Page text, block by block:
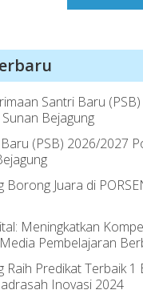
Santri Baru
Bejagung
(PSB) 2026/2027
Borong Juara di
Meningkatkan
Pembelajaran
Raih Predikat Terbaik 1
Inovasi 2024